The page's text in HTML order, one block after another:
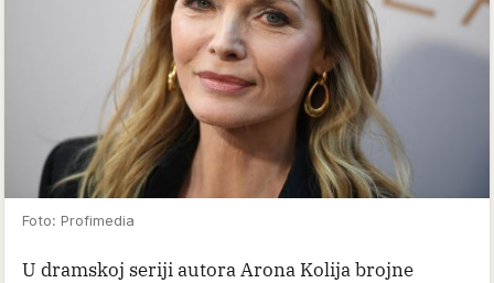
Foto: Profimedia
U dramskoj seriji autora Arona Kolija brojne